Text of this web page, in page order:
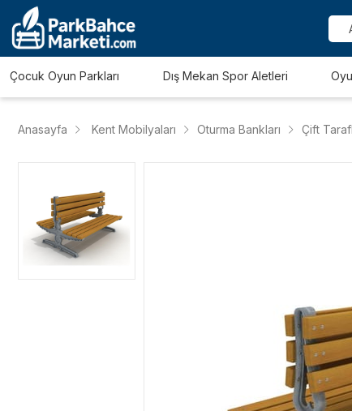
Çocuk Oyun Parkları Dış Mekan Spor Aletleri
Anasayfa Kent Mobilyaları Oturma Bankları Çift